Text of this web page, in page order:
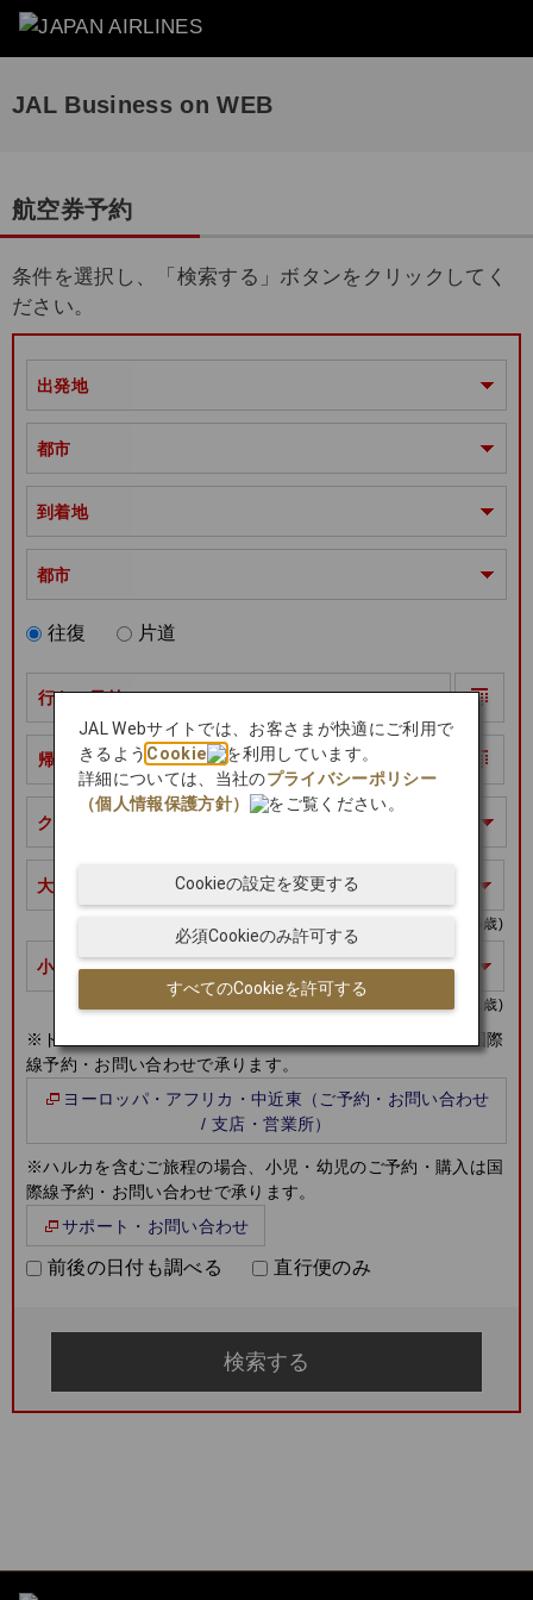
JAL Business on WEB
航空券予約
条件を選択し、「検索する」ボタンをクリックしてく
ださい。
出発地
都市
到着地
都市
往復 片道
行きの日付
帰りの日付
クラス
大人 ユース
(12～15歳)
小児 幼児
(0～1歳)
※ドイツ鉄道を含むご旅程の場合、幼児のご予約・購入は国際
線予約・お問い合わせで承ります。
ヨーロッパ・アフリカ・中近東（ご予約・お問い合わせ
/ 支店・営業所）
※ハルカを含むご旅程の場合、小児・幼児のご予約・購入は国
際線予約・お問い合わせで承ります。
サポート・お問い合わせ
前後の日付も調べる 直行便のみ
JAL Webサイトでは、お客さまが快適にご利用で
きるようCookie
を利用しています。
詳細については、当社のプライバシーポリシー
（個人情報保護方針）
をご覧ください。
すべてのCookieを許可する
必須Cookieのみ許可する
Cookieの設定を変更する